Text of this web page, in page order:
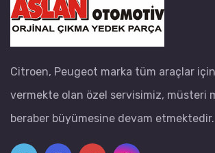
Citroen, Peugeot marka tüm araçlar
vermekte olan özel servisimiz, müsteri
beraber büyümesine devam etmektedir.